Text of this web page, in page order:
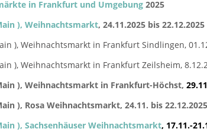
in Frankfurt und Umgebung 2025
), Weihnachtsmarkt, 24.11.2025 bis 22.12.2025
), Weihnachtsmarkt in Frankfurt Sindlingen,
), Weihnachtsmarkt in Frankfurt Zeilsheim,
), Weihnachtsmarkt in Frankfurt-Höchst,
), Rosa Weihnachtsmarkt, 24.11. bis 22.12.2025
), Sachsenhäuser Weihnachtsmarkt, 17.11.-